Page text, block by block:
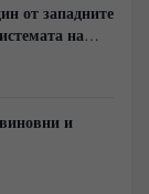
от западните
на
и